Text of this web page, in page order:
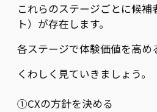
これらのステージごとに候
ト）が存在します。
各ステージで体験価値を高め
くわしく見ていきましょう。
①CXの方針を決める